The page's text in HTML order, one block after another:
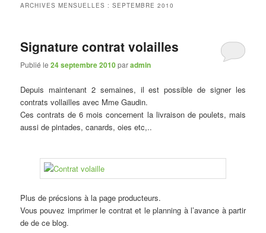
ARCHIVES MENSUELLES :SEPTEMBRE 2010
Signature contrat volailles
Publié le24 septembre 2010paradmin
Depuis maintenant 2 semaines, il est possible de signer les
contrats vollailles avec Mme Gaudin.
Ces contrats de 6 mois concernent la livraison de poulets, mais
aussi de pintades, canards, oies etc,..
Plus de précsions à la page producteurs.
Vous pouvez imprimer le contrat et le planning à l’avance à partir
de de ce blog.